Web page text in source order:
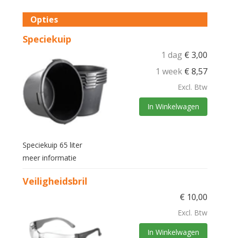
Opties
Speciekuip
1 dag € 3,00
1 week € 8,57
Excl. Btw
In Winkelwagen
Speciekuip 65 liter
meer informatie
Veiligheidsbril
€ 10,00
Excl. Btw
In Winkelwagen